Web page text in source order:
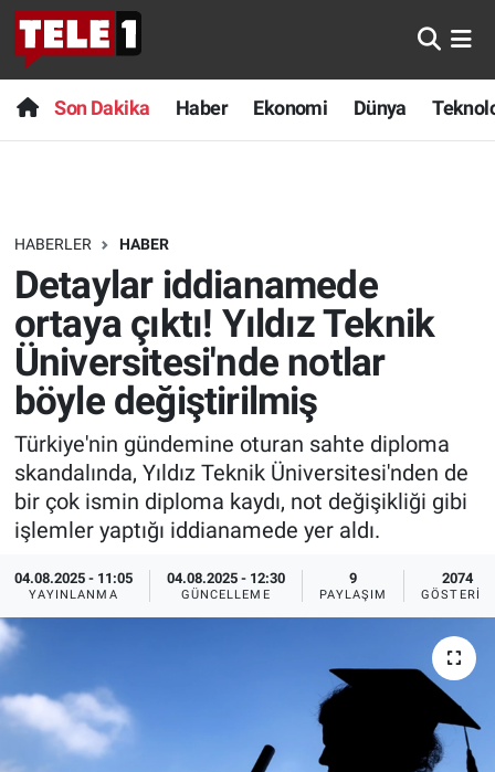
Son Dakika Haber Ekonomi Dünya
HABERLER HABER
Detaylar iddianamede
ortaya çıktı! Yıldız Teknik
Üniversitesi'nde notlar
böyle değiştirilmiş
Türkiye'nin gündemine oturan sahte diploma
skandalında, Yıldız Teknik Üniversitesi'nden de
bir çok ismin diploma kaydı, not değişikliği gibi
işlemler yaptığı iddianamede yer aldı.
04.08.2025 - 11:05
YAYINLANMA
04.08.2025 - 12:30
GÜNCELLEME
9
PAYLAŞIM
2074
GÖSTERIM
Anında Manşet
Başka Sohbetler
Bilim turu
Bilim ve Teknoloji Evreni
Doğa Konuşuyor
Dünya
Ege Saati
Ege'den Esintiler
Eğitim
Ekonomi
Forum
Son Dakika
Haber
Dünya
Teknoloji
Sağlık
Spor
Yayın Akışı
İletişim
Nöbetçi Eczaneler
Hava Durumu
Trafik Durumu
Süper Lig Puan Durumu ve Fikstür
Tüm Manşetler
Son Dakika Haberleri
Haber Arşivi